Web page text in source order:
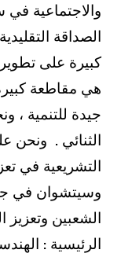
والاجتماعية
الصداقة
كبيرة على
هي مقاطعة
جيدة للتنمية ،
الثنائي . ونحن
التشريعية في
وسيتشوان في
الشعبين وتعزيز
الرئيسية :